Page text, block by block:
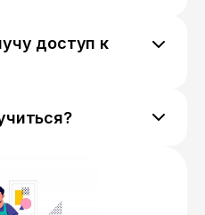
свой прогресс.
доступ к
учебную